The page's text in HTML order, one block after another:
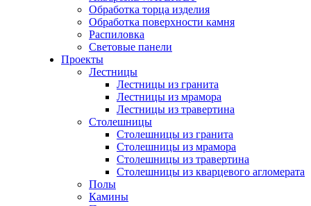
Обработка торца изделия
Обработка поверхности камня
Распиловка
Световые панели
Проекты
Лестницы
Лестницы из гранита
Лестницы из мрамора
Лестницы из травертина
Столешницы
Столешницы из гранита
Столешницы из мрамора
Столешницы из травертина
Столешницы из кварцевого агломерата
Полы
Камины